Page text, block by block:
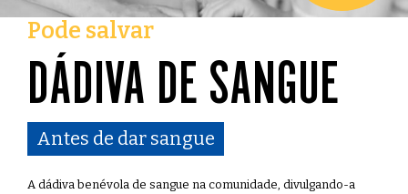
Pode salvar
DÁDIVA DE SANGUE
Antes de dar sangue
A dádiva benévola de sangue na comunidade, divulgando-a